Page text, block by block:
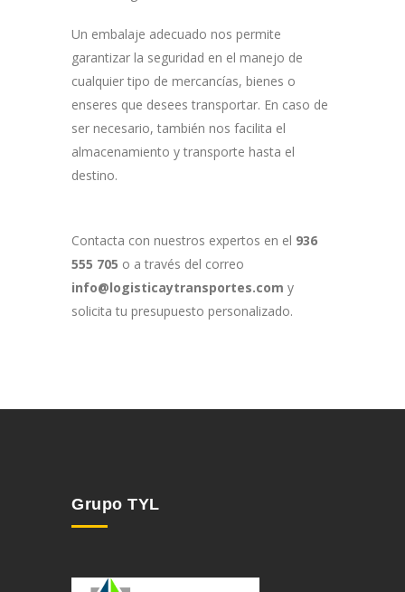
Un embalaje adecuado nos permite
garantizar la seguridad en el manejo de
cualquier tipo de mercancías, bienes o
enseres que desees transportar. En caso de
ser necesario, también nos facilita el
almacenamiento y transporte hasta el
destino.
Contacta con nuestros expertos en el 936
555 705 o a través del correo
info@logisticaytransportes.com y
solicita tu presupuesto personalizado.
Grupo TYL